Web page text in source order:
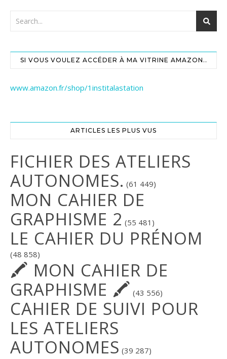
SI VOUS VOULEZ ACCÉDER À MA VITRINE AMAZON..
www.amazon.fr/shop/1institalastation
ARTICLES LES PLUS VUS
FICHIER DES ATELIERS
AUTONOMES. (61 449)
MON CAHIER DE
GRAPHISME 2 (55 481)
LE CAHIER DU PRÉNOM
(48 858)
🖍 MON CAHIER DE
GRAPHISME 🖍 (43 556)
CAHIER DE SUIVI POUR
LES ATELIERS
AUTONOMES (39 287)